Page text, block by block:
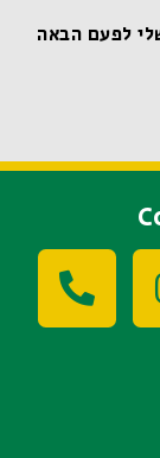
לפעם הבאה